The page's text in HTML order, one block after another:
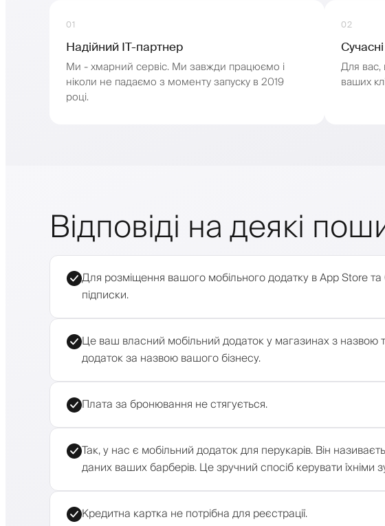
01
Надійний ІТ-партнер
Ми - хмарний сервіс. Ми завжди працюємо і
ніколи не падаємо з моменту запуску в 2019
році.
02
Для вас,
ваших
Відповіді на деякі
Для розміщення вашого мобільного додатку в App Store
підписки.
Це ваш власний мобільний додаток у магазинах з назвою
додаток за назвою вашого бізнесу.
Плата за бронювання не стягується.
Так, у нас є мобільний додаток для перукарів. Він
даних ваших барберів. Це зручний спосіб керувати
Кредитна картка не потрібна для реєстрації.